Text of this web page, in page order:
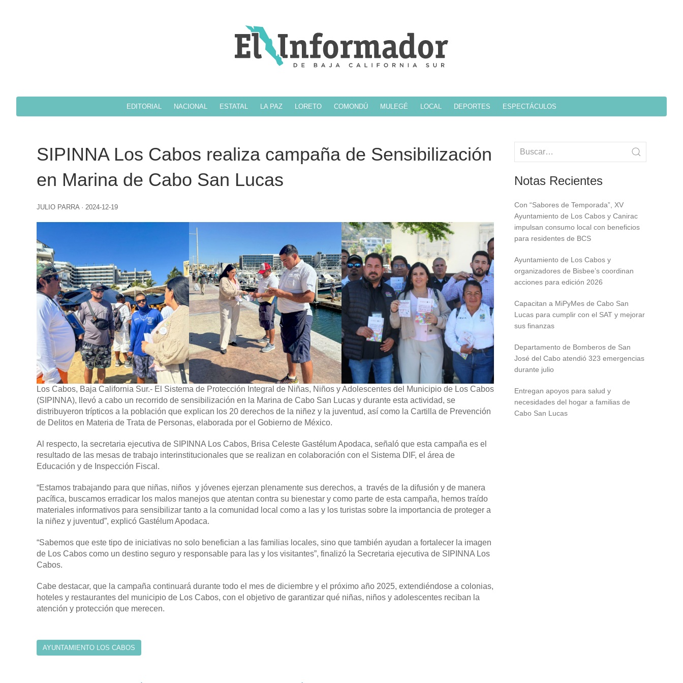
EDITORIAL NACIONAL ESTATAL LA PAZ LORETO COMONDÚ MULEGÉ LOCAL DEPORTES ESPECTÁCULOS
SIPINNA Los Cabos realiza campaña de Sensibilización
en Marina de Cabo San Lucas
JULIO PARRA · 2024-12-19
Los Cabos, Baja California Sur.- El Sistema de Protección Integral de Niñas, Niños y Adolescentes del Municipio de Los Cabos
(SIPINNA), llevó a cabo un recorrido de sensibilización en la Marina de Cabo San Lucas y durante esta actividad, se
distribuyeron trípticos a la población que explican los 20 derechos de la niñez y la juventud, así como la Cartilla de Prevención
de Delitos en Materia de Trata de Personas, elaborada por el Gobierno de México.
Al respecto, la secretaria ejecutiva de SIPINNA Los Cabos, Brisa Celeste Gastélum Apodaca, señaló que esta campaña es el
resultado de las mesas de trabajo interinstitucionales que se realizan en colaboración con el Sistema DIF, el área de
Educación y de Inspección Fiscal.
“Estamos trabajando para que niñas, niños y jóvenes ejerzan plenamente sus derechos, a través de la difusión y de manera
pacífica, buscamos erradicar los malos manejos que atentan contra su bienestar y como parte de esta campaña, hemos traído
materiales informativos para sensibilizar tanto a la comunidad local como a las y los turistas sobre la importancia de proteger a
la niñez y juventud”, explicó Gastélum Apodaca.
“Sabemos que este tipo de iniciativas no solo benefician a las familias locales, sino que también ayudan a fortalecer la imagen
de Los Cabos como un destino seguro y responsable para las y los visitantes”, finalizó la Secretaria ejecutiva de SIPINNA Los
Cabos.
Cabe destacar, que la campaña continuará durante todo el mes de diciembre y el próximo año 2025, extendiéndose a colonias,
hoteles y restaurantes del municipio de Los Cabos, con el objetivo de garantizar qué niñas, niños y adolescentes reciban la
atención y protección que merecen.
AYUNTAMIENTO LOS CABOS
Notas Recientes
Con “Sabores de Temporada”, XV
Ayuntamiento de Los Cabos y Canirac
impulsan consumo local con beneficios
para residentes de BCS
Ayuntamiento de Los Cabos y
organizadores de Bisbee’s coordinan
acciones para edición 2026
Capacitan a MiPyMes de Cabo San
Lucas para cumplir con el SAT y mejorar
sus finanzas
Departamento de Bomberos de San
José del Cabo atendió 323 emergencias
durante julio
Entregan apoyos para salud y
necesidades del hogar a familias de
Cabo San Lucas